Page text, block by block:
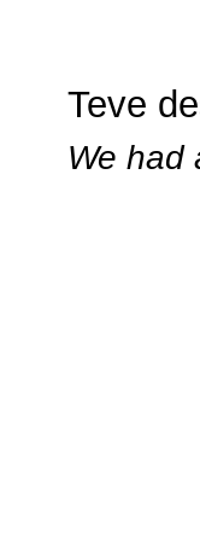
Teve
We had